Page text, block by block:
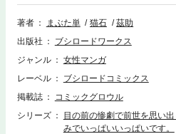
著者 まぶた単 猫石
茲助
出版社
ブシロードワークス
ジャンル
女性マンガ
レーベル
ブシロードコミックス
掲載誌
コミックグロウル
シリーズ
目の前の惨劇で前世を思い
みでいっぱいいっぱいです。